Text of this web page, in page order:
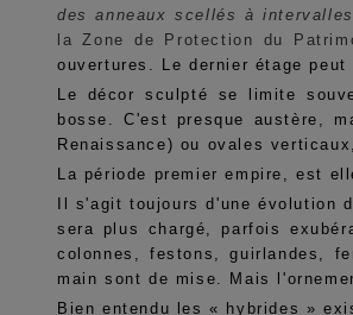
des anneaux scellés à
la Zone de Protection du
ouvertures. Le dernier étage
Le décor sculpté se limite
bosse. C'est presque austère,
Renaissance) ou ovales
La période premier empire, est
Il s'agit toujours d'une évolution
sera plus chargé, parfois
colonnes, festons, guirlandes,
main sont de mise. Mais
Bien entendu les « hybrides »